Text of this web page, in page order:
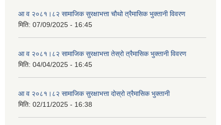
आ व २०८१।८२ सामाजिक सुरक्षाभत्ता चौथो त्रैमासिक भुक्तानी विवरण
मिति: 07/09/2025 - 16:45
आ व २०८१।८२ सामाजिक सुरक्षाभत्ता तेस्रो त्रैमासिक भुक्तानी विवरण
मिति: 04/04/2025 - 16:45
आ व २०८१।८२ सामाजिक सुरक्षाभत्ता दोस्रो त्रैमासिक भुक्तानी
मिति: 02/11/2025 - 16:38